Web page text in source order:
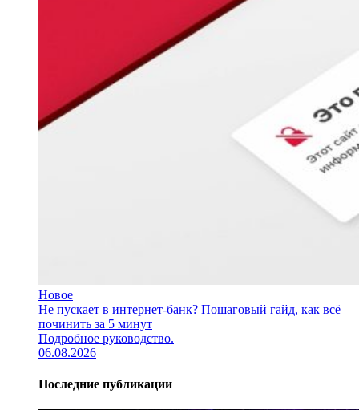
Новое
Не пускает в интернет-банк? Пошаговый гайд, как всё
починить за 5 минут
Подробное руководство.
06.08.2026
Последние публикации